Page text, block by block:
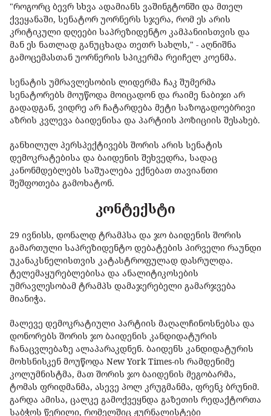
"როგორც ბევრ სხვა ადამიანს ვაშინგტონში და მთელ
ქვეყანაში, სენატორ უორნერს სჯერა, რომ ეს არის
კრიტიკული დღეები საპრეზიდენტო კამპანიისთვის და
მან ეს ნათლად განუცხადა თეთრ სახლს," - აღნიშნა
გამოცემასთან უორნერის სპიკერმა რეიჩელ კოენმა.
სენატის უმრავლესობის ლიდერმა ჩაკ შუმერმა
სენატორებს მოუწოდა მოიცადონ და რაიმე ნაბიჯი არ
გადადგან, ვიდრე არ ჩატარდება მეტი საზოგადოებრივი
აზრის კვლევა ბაიდენისა და პარტიის პოზიციის შესახებ.
განხილულ პერსპექტივებს შორის არის სენატის
დემოკრატებისა და ბაიდენის შეხვედრა, სადაც
კანონმდებლებს საშუალება ექნებათ თავიანთი
შეშფოთება გამოხატონ.
კონტექსტი
29 ივნისს, დონალდ ტრამპსა და ჯო ბაიდენის შორის
გამართული საპრეზიდენტო დებატების პირველი რაუნდი
უკანაკსნელისთვის კატასტროფულად დასრულდა.
ტელემაყურებლებისა და ანალიტიკოსების
უმრავლესობამ ტრამპს დამაჯერებელი გამარჯვება
მიანიჭა.
მალევე დემოკრატიული პარტიის მაღალჩინოსნებსა და
დონორებს შორის ჯო ბაიდენის კანდიდატურის
ჩანაცვლებაზე ალაპარაკდნენ. ბაიდენს კანდიდატურის
მოხსნისკენ მოუწოდა New York Times-ის რამდენიმე
კოლუმნისტმა, მათ შორის ჯო ბაიდენის მეგობარმა,
ტომას ფრიდმანმა, ასევე პოლ კრუგმანმა, ფრენკ ბრუნიმ.
გარდა ამისა, ცალკე გამოქვეყნდა გაზეთის რედაქტორთა
საბჭოს წერილი, რომელშიც ჟურნალისტები